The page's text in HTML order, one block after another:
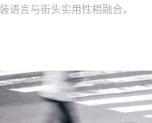
语言与街头实用性相融合。